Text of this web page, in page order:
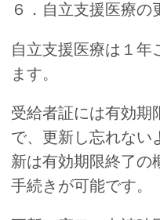
６．自立支援医療の
自立支援医療は１年
ます。
受給者証には有効期
で、更新し忘れない
新は有効期限終了の
手続きが可能です。